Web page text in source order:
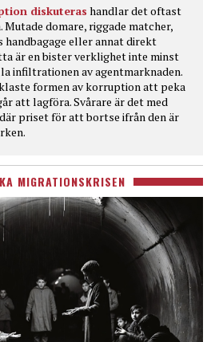
diskuteras handlar det oftast
domare, riggade matcher,
handbagage eller annat direkt
är en bister verklighet inte minst
infiltrationen av agentmarknaden.
formen av korruption att peka
att lagföra. Svårare är det med
priset för att bortse ifrån den är
MIGRATIONSKRISEN